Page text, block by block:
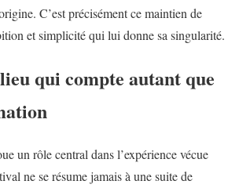
C’est précisément ce maintien de
et simplicité qui lui donne sa singularité.
qui compte autant que
un rôle central dans l’expérience vécue
ne se résume jamais à une suite de